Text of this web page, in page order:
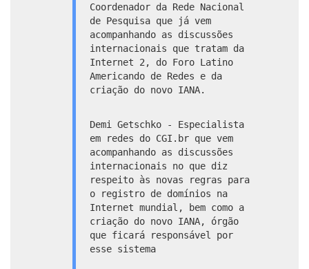
Coordenador da Rede Nacional
de Pesquisa que já vem
acompanhando as discussões
internacionais que tratam da
Internet 2, do Foro Latino
Americando de Redes e da
criação do novo IANA.
Demi Getschko - Especialista
em redes do CGI.br que vem
acompanhando as discussões
internacionais no que diz
respeito às novas regras para
o registro de domínios na
Internet mundial, bem como a
criação do novo IANA, órgão
que ficará responsável por
esse sistema